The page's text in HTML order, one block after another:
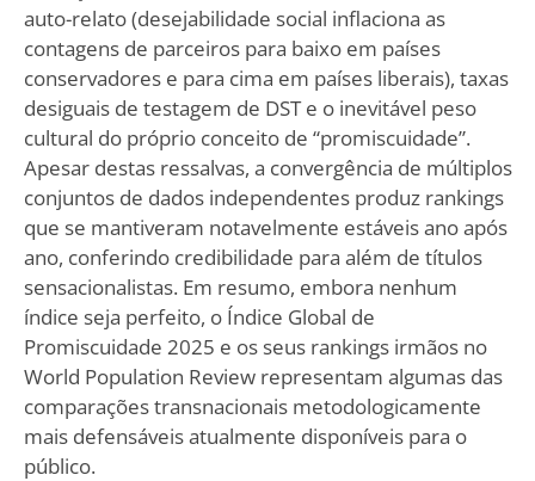
auto-relato (desejabilidade social inflaciona as
contagens de parceiros para baixo em países
conservadores e para cima em países liberais), taxas
desiguais de testagem de DST e o inevitável peso
cultural do próprio conceito de “promiscuidade”.
Apesar destas ressalvas, a convergência de múltiplos
conjuntos de dados independentes produz rankings
que se mantiveram notavelmente estáveis ano após
ano, conferindo credibilidade para além de títulos
sensacionalistas. Em resumo, embora nenhum
índice seja perfeito, o Índice Global de
Promiscuidade 2025 e os seus rankings irmãos no
World Population Review representam algumas das
comparações transnacionais metodologicamente
mais defensáveis atualmente disponíveis para o
público.